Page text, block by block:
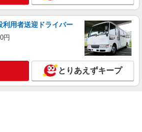
利用者送迎ドライバー
円
とりあえずキープ